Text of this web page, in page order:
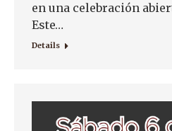
en una celebración
Este…
Details